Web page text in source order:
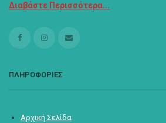
Διαβάστε Περισσότερα...
ΠΛΗΡΟΦΟΡΙΕΣ
Αρχική Σελίδα